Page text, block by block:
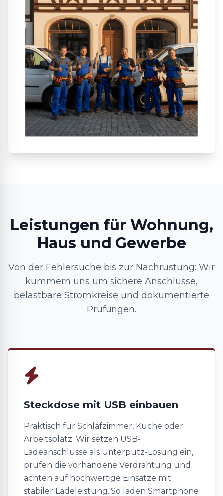
Leistungen für Wohnung,
Haus und Gewerbe
Von der Fehlersuche bis zur Nachrüstung: Wir
kümmern uns um sichere Anschlüsse,
belastbare Stromkreise und dokumentierte
Prüfungen.
Steckdose mit USB einbauen
Praktisch für Schlafzimmer, Küche oder
Arbeitsplatz: Wir setzen USB-
Ladeanschlüsse als Unterputz-Lösung ein,
prüfen die vorhandene Verdrahtung und
achten auf hochwertige Einsätze mit
stabiler Ladeleistung. So laden Smartphone